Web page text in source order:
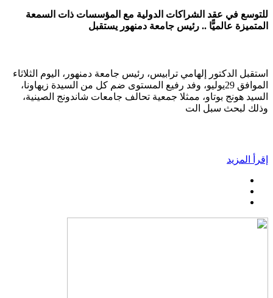
للتوسع في عقد الشراكات الدولية مع المؤسسات ذات السمعة
المتميزة عالميًّا .. رئيس جامعة دمنهور يستقبل
استقبل الدكتور إلهامي ترابيس، رئيس جامعة دمنهور، اليوم الثلاثاء
الموافق 29يوليو، وفد رفيع المستوى ضم كل من السيدة زيهاونا،
السيد هونج بوتاو، ممثلا جمعية تحالف جامعات شاندونج الصينية،
وذلك لبحث سبل الت
إقرأ المزيد